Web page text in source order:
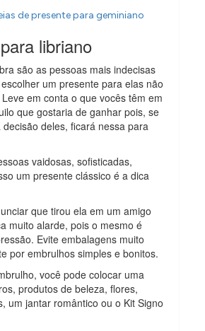
de presente para geminiano
libriano
são as pessoas mais indecisas
um presente para elas não
em conta o que vocês têm em
que gostaria de ganhar pois, se
deles, ficará nessa para
vaidosas, sofisticadas,
um presente clássico é a dica
que tirou ela em um amigo
muito alarde, pois o mesmo é
Evite embalagens muito
por embrulhos simples e bonitos.
você pode colocar uma
produtos de beleza, flores,
um jantar romântico ou o Kit Signo